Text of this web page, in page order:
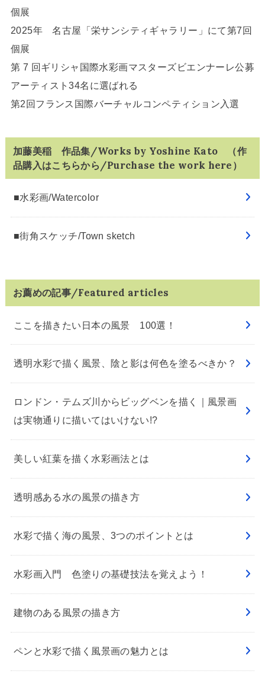
個展
2025年 名古屋「栄サンシティギャラリー」にて第7回
個展
第 7 回ギリシャ国際水彩画マスターズビエンナーレ公募
アーティスト34名に選ばれる
第2回フランス国際バーチャルコンペティション入選
加藤美稲 作品集/Works by Yoshine Kato （作
品購入はこちらから/Purchase the work here）
■水彩画/Watercolor
■街角スケッチ/Town sketch
お薦めの記事/Featured articles
ここを描きたい日本の風景 100選！
透明水彩で描く風景、陰と影は何色を塗るべきか？
ロンドン・テムズ川からビッグベンを描く｜風景画
は実物通りに描いてはいけない!?
美しい紅葉を描く水彩画法とは
透明感ある水の風景の描き方
水彩で描く海の風景、3つのポイントとは
水彩画入門 色塗りの基礎技法を覚えよう！
建物のある風景の描き方
ペンと水彩で描く風景画の魅力とは